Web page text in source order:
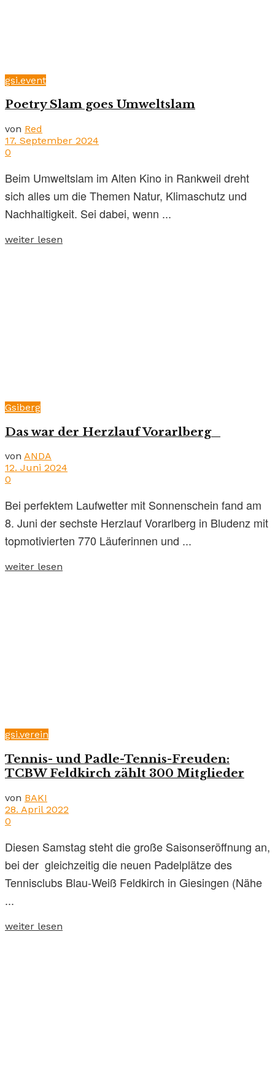
gsi.event
Poetry Slam goes Umweltslam
von Red
17. September 2024
0
Beim Umweltslam im Alten Kino in Rankweil dreht
sich alles um die Themen Natur, Klimaschutz und
Nachhaltigkeit. Sei dabei, wenn ...
weiter lesen
Gsiberg
Das war der Herzlauf Vorarlberg
von ANDA
12. Juni 2024
0
Bei perfektem Laufwetter mit Sonnenschein fand am
8. Juni der sechste Herzlauf Vorarlberg in Bludenz mit
topmotivierten 770 Läuferinnen und ...
weiter lesen
gsi.verein
Tennis- und Padle-Tennis-Freuden:
TCBW Feldkirch zählt 300 Mitglieder
von BAKI
28. April 2022
0
Diesen Samstag steht die große Saisonseröffnung an,
bei der gleichzeitig die neuen Padelplätze des
Tennisclubs Blau-Weiß Feldkirch in Giesingen (Nähe
...
weiter lesen